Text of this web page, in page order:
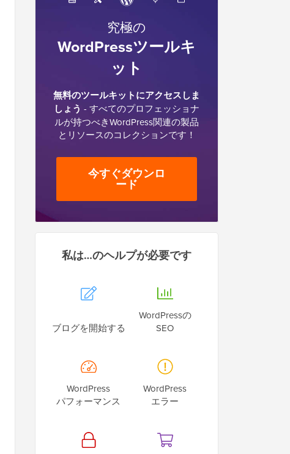
究極の
WordPressツールキ
ット
無料のツールキットにアクセスしま
しょう - すべてのプロフェッショナ
ルが持つべきWordPress関連の製品
とリソースのコレクションです！
今すぐダウンロ
ード
私は…のヘルプが必要です
ブログを開始する
WordPressの
SEO
WordPress
パフォーマンス
WordPress
エラー